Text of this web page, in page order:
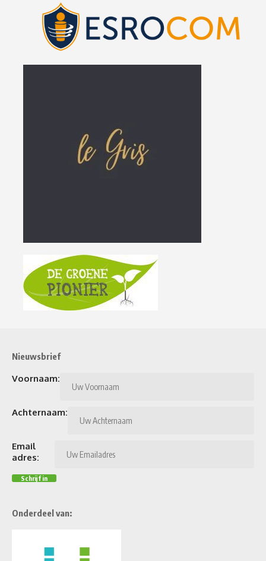
Nieuwsbrief
Voornaam:
Achternaam:
Email
adres:
Onderdeel van: